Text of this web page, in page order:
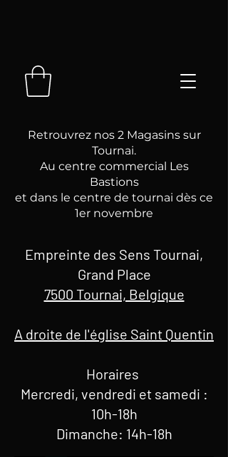
Retrouvrez nos 2 Magasins sur
Tournai.
Au centre commercial Les
Bastions
et dans le centre de tournai dès ce
1er novembre
Empreinte des Sens Tournai,
Grand Place
7500 Tournai, Belgique
A droite de l'église Saint Quentin
Horaires
Mercredi, vendredi et samedi :
10h-18h
Dimanche: 14h-18h